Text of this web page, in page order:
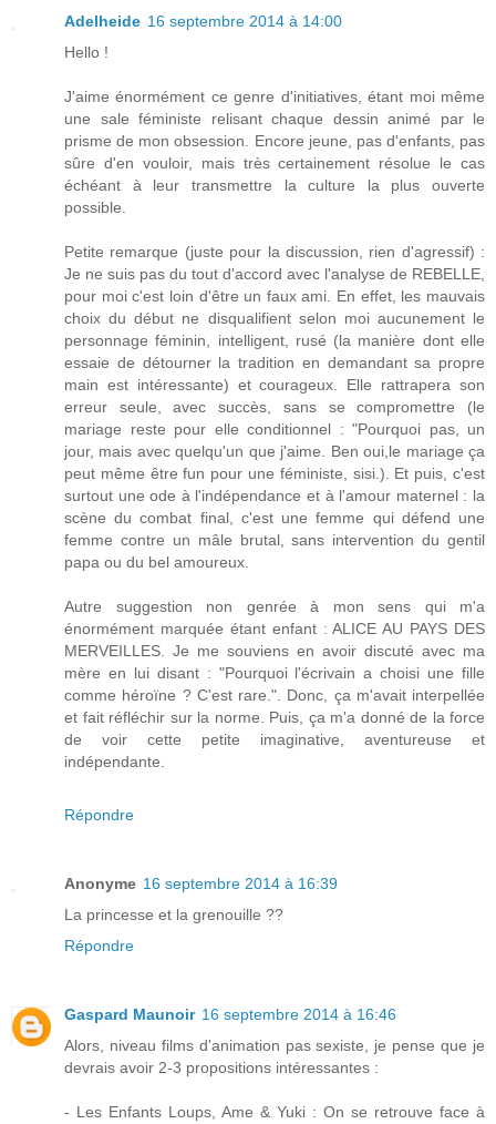
Adelheide 16 septembre 2014 à 14:00
Hello !
J'aime énormément ce genre d'initiatives, étant moi même
une sale féministe relisant chaque dessin animé par le
prisme de mon obsession. Encore jeune, pas d'enfants, pas
sûre d'en vouloir, mais très certainement résolue le cas
échéant à leur transmettre la culture la plus ouverte
possible.
Petite remarque (juste pour la discussion, rien d'agressif) :
Je ne suis pas du tout d'accord avec l'analyse de REBELLE,
pour moi c'est loin d'être un faux ami. En effet, les mauvais
choix du début ne disqualifient selon moi aucunement le
personnage féminin, intelligent, rusé (la manière dont elle
essaie de détourner la tradition en demandant sa propre
main est intéressante) et courageux. Elle rattrapera son
erreur seule, avec succès, sans se compromettre (le
mariage reste pour elle conditionnel : "Pourquoi pas, un
jour, mais avec quelqu'un que j'aime. Ben oui,le mariage ça
peut même être fun pour une féministe, sisi.). Et puis, c'est
surtout une ode à l'indépendance et à l'amour maternel : la
scène du combat final, c'est une femme qui défend une
femme contre un mâle brutal, sans intervention du gentil
papa ou du bel amoureux.
Autre suggestion non genrée à mon sens qui m'a
énormément marquée étant enfant : ALICE AU PAYS DES
MERVEILLES. Je me souviens en avoir discuté avec ma
mère en lui disant : "Pourquoi l'écrivain a choisi une fille
comme héroïne ? C'est rare.". Donc, ça m'avait interpellée
et fait réfléchir sur la norme. Puis, ça m'a donné de la force
de voir cette petite imaginative, aventureuse et
indépendante.
Répondre
Anonyme 16 septembre 2014 à 16:39
La princesse et la grenouille ??
Répondre
Gaspard Maunoir 16 septembre 2014 à 16:46
Alors, niveau films d'animation pas sexiste, je pense que je
devrais avoir 2-3 propositions intéressantes :
- Les Enfants Loups, Ame & Yuki : On se retrouve face à